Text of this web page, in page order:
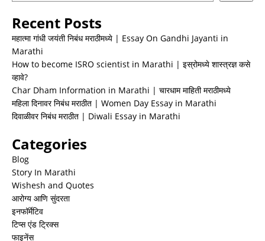
Recent Posts
महात्मा गांधी जयंती निबंध मराठीमध्ये | Essay On Gandhi Jayanti in
Marathi
How to become ISRO scientist in Marathi | इस्रोमध्ये शास्त्रज्ञ कसे
व्हावे?
Char Dham Information in Marathi | चारधाम माहिती मराठीमध्ये
महिला दिनावर निबंध मराठीत | Women Day Essay in Marathi
दिवाळीवर निबंध मराठीत | Diwali Essay in Marathi
Categories
Blog
Story In Marathi
Wishesh and Quotes
आरोग्य आणि सुंदरता
इनफॉर्मेटिव
टिप्स एंड ट्रिक्स
फाइनेंस